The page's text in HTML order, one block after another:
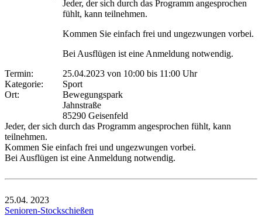
Jeder, der sich durch das Programm angesprochen
fühlt, kann teilnehmen.
Kommen Sie einfach frei und ungezwungen vorbei.
Bei Ausflügen ist eine Anmeldung notwendig.
Termin:
25.04.2023 von 10:00 bis 11:00 Uhr
Kategorie:
Sport
Ort:
Bewegungspark
Jahnstraße
85290 Geisenfeld
Jeder, der sich durch das Programm angesprochen fühlt, kann
teilnehmen.
Kommen Sie einfach frei und ungezwungen vorbei.
Bei Ausflügen ist eine Anmeldung notwendig.
25.04. 2023
Senioren-Stockschießen